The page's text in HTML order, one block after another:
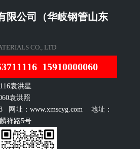
限公司（华岐钢管山东
CO., LTD
15910000060
袁洪星
洪照
网址：www.xmscyg.com 地址：
祥路5号